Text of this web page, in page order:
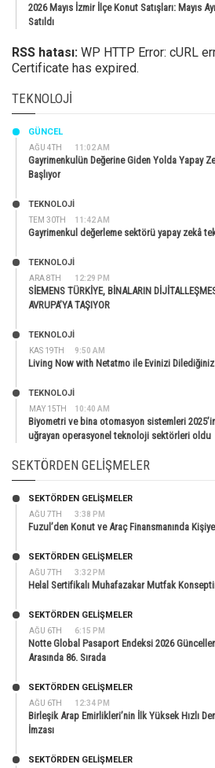
2026 Mayıs İzmir İlçe Konut Satışları: Mayıs
Satıldı
RSS hatası: WP HTTP Error: cURL
Certificate has expired.
TEKNOLOJI
AĞU 4TH 11:02 AM
GÜNCEL
Gayrimenkulün Değerine Giden Yolda Yapay
Başlıyor
TEM 30TH 11:42 AM
TEKNOLOJİ
Gayrimenkul değerleme sektörü yapay zekâ
ARA 8TH 12:29 PM
TEKNOLOJİ
SİEMENS TÜRKİYE, BİNALARIN
AVRUPA’YA TAŞIYOR
KAS 19TH 9:50 AM
TEKNOLOJİ
Living Now with Netatmo ile Evinizi
MAY 15TH 10:40 AM
TEKNOLOJİ
Biyometri ve bina otomasyon sistemleri
uğrayan operasyonel teknoloji sektörleri oldu
SEKTÖRDEN GELIŞMELER
AĞU 7TH 3:38 PM
SEKTÖRDEN GELIŞMELER
Fuzul’den Konut ve Araç Finansmanında
AĞU 7TH 3:32 PM
SEKTÖRDEN GELIŞMELER
Helal Sertifikalı Muhafazakar Mutfak
AĞU 6TH 6:15 PM
SEKTÖRDEN GELIŞMELER
Notte Global Pasaport Endeksi 2026
Arasında 86. Sırada
AĞU 6TH 12:34 PM
SEKTÖRDEN GELIŞMELER
Birleşik Arap Emirlikleri’nin İlk Yüksek Hızlı
İmzası
SEKTÖRDEN GELIŞMELER